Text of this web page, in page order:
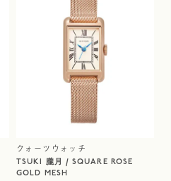
クォーツウォッチ
TSUKI 朧月 / SQUARE ROSE
GOLD MESH